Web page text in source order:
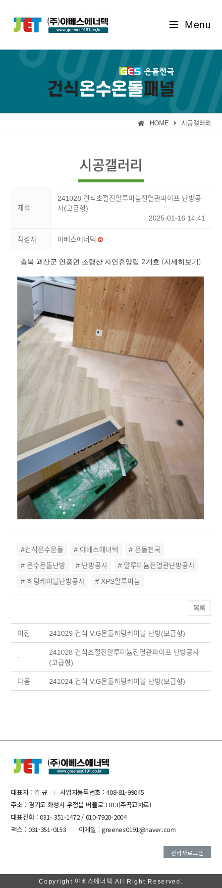
Menu
HOME 시공갤러리
시공갤러리
제목
241028 건식초절전알루미늄전열관파이프 난방공
사(고급형)
2025-01-16 14:41
작성자 야베스에너텍
충북 괴산군 연풍면 조령산 자연휴양림 2개호 (자세히보기)
#건식온수온돌 # 야베스에너텍
# 온돌천국
# 온수온돌난방
# 난방공사
# 알루미늄전열관난방공사
# 히팅케이블난방공사
# XPS알루미늄
목록
이전 241029 건식 V.G온돌히팅케이블 난방(보급형)
-
241028 건식초절전알루미늄전열관파이프 난방공사
(고급형)
다음 241024 건식 V.G온돌히팅케이블 난방(보급형)
대표자 : 김 규 I
사업자등록번호 : 408-81-99045
주소 : 경기도 화성시 우정읍 버들로 1013(주곡교차로)
대표전화 : 031- 351-1472 / 010-7920-2004
팩스 : 031-351-0153
I 이메일 : greenes0191@naver.com
관리자로그인
Copyright 야베스에너텍 All Right Reserved.